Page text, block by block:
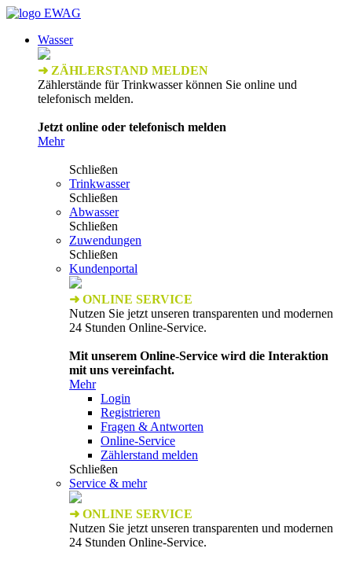
Wasser
➜ ZÄHLERSTAND MELDEN
Zählerstände für Trinkwasser können Sie online und
telefonisch melden.
Jetzt online oder telefonisch melden
Mehr
Schließen
Trinkwasser
Schließen
Abwasser
Schließen
Zuwendungen
Schließen
Kundenportal
➜ ONLINE SERVICE
Nutzen Sie jetzt unseren transparenten und modernen
24 Stunden Online-Service.
Mit unserem Online-Service wird die Interaktion
mit uns vereinfacht.
Mehr
Login
Registrieren
Fragen & Antworten
Online-Service
Zählerstand melden
Schließen
Service & mehr
➜ ONLINE SERVICE
Nutzen Sie jetzt unseren transparenten und modernen
24 Stunden Online-Service.